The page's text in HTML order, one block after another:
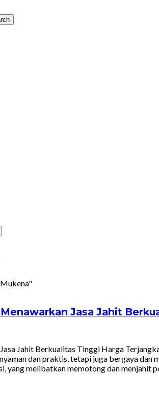
Jasa Jahit
Jahit Berkualitas Tinggi Harga
dan praktis, tetapi juga bergaya
yang melibatkan memotong dan menjahit